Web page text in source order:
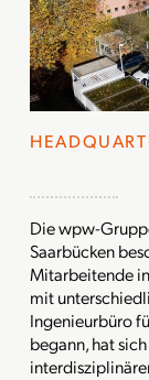
Die wpw-
Saarbücken
Mitarbeitende
mit
Ingenieurbüro
begann, hat